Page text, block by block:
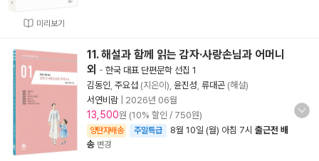
미리보기
11. 해설과 함께 읽는 감자·사랑손님과 어머니
외 - 한국 대표 단편문학 선집 1
김동인 주요섭 (지은이), 윤진성 류대곤 (해설)
서연비람
2026년 06월
13,500원 (10% 할인 / 750원)
양탄자배송 주말특급 8월 10일 (월) 아침 7시 출근전 배
송 변경